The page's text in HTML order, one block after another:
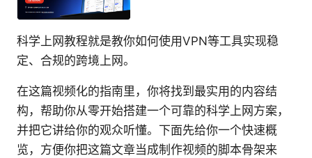
科学上网教程就是教你如何使用VPN等工具实现稳
定、合规的跨境上网。
在这篇视频化的指南里，你将找到最实用的内容结
构，帮助你从零开始搭建一个可靠的科学上网方案，
并把它讲给你的观众听懂。下面先给你一个快速概
览，方便你把这篇文章当成制作视频的脚本骨架来